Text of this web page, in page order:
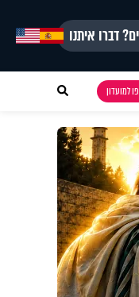
דברו איתנו
למועדון